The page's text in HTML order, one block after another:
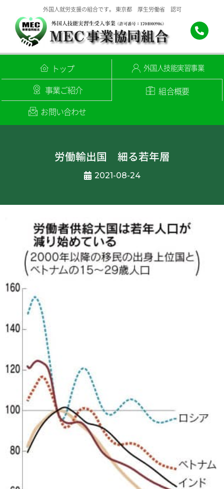
外国人就労支援の組合です。 東京都 厚生労働省 認可
トップ 外国人技能実習事業
事業ご紹介
組合概要
お問い合わせ
労働輸出国 細る若年層
2021-08-24